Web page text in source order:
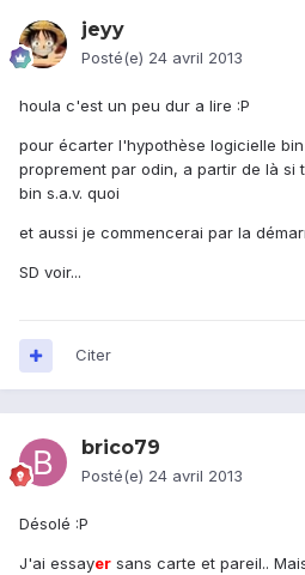
jeyy
Posté(e) 24 avril 2013
houla c'est un peu dur a lire :P
pour écarter l'hypothèse logicielle
proprement par odin, a partir de là si
bin s.a.v. quoi
et aussi je commencerai par la
SD voir...
Citer
brico79
Posté(e) 24 avril 2013
Désolé :P
J'ai essayer sans carte et pareil..